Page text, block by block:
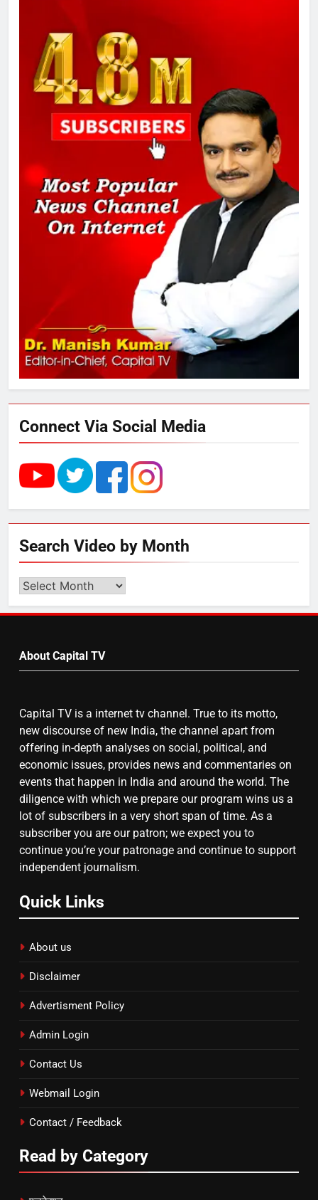
तय किए
1
SRN अस्पताल का नाम अमर शहीद ठाकुर
रोशन सिंह के नाम पर करने की मांग तेज
अमर शहीद ठाकुर रोशन सिंह के नाम पर
स्वरूप रानी नेहरू चिकित्सालय का
नामकरण करने की मांग को लेकर
अनिश्चितकालीन धरना शुरू
289 एकड़ भूमि पर विकसित होगा कार्बन-
फ्री डेटा सेंटर, हजारों उच्च-कुशल
रोजगार सृजन की संभावना
4
UP में ग्रामीण बिजली आपूर्ति से कृषि,
डेयरी, कुटीर उद्योग और स्वरोजगार को
मिला बढ़ावा
राम की नगरी अयोध्या में आने वाले भक्तों
का स्वागत करेगा लक्ष्मण द्वार
उत्तर प्रदेश में गांवों में बढ़ेंगी सुविधाएं: 67%
बढ़ा पंचायतों का बजट
8
चुनाव से पहले लालू परिवार पर बड़ा झटका,
दिल्ली कोर्ट ने IRCTC घोटाले में आरोप
तय किए
Connect Via Social Media
Search Video by Month
Search
by
About Capital TV
Capital TV is a internet tv channel. True to its motto,
new discourse of new India, the channel apart from
offering in-depth analyses on social, political, and
economic issues, provides news and commentaries on
events that happen in India and around the world. The
diligence with which we prepare our program wins us a
lot of subscribers in a very short span of time. As a
subscriber you are our patron; we expect you to
continue you’re your patronage and continue to support
independent journalism.
Quick Links
About us
Disclaimer
Advertisment Policy
Admin Login
Contact Us
Webmail Login
Contact / Feedback
Read by Category